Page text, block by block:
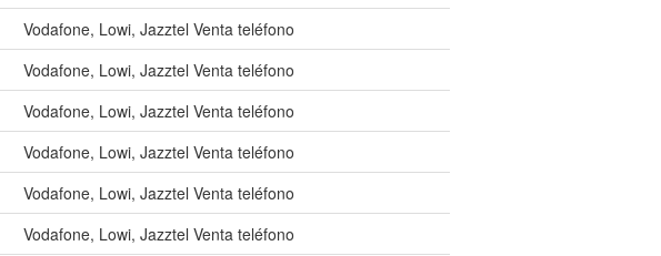
Vodafone, Lowi, Jazztel Venta teléfono
Vodafone, Lowi, Jazztel Venta teléfono
Vodafone, Lowi, Jazztel Venta teléfono
Vodafone, Lowi, Jazztel Venta teléfono
Vodafone, Lowi, Jazztel Venta teléfono
Vodafone, Lowi, Jazztel Venta teléfono